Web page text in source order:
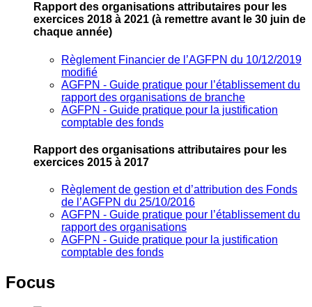
Rapport des organisations attributaires pour les
exercices 2018 à 2021 (à remettre avant le 30 juin de
chaque année)
Règlement Financier de l’AGFPN du 10/12/2019
modifié
AGFPN ‐ Guide pratique pour l’établissement du
rapport des organisations de branche
AGFPN ‐ Guide pratique pour la justification
comptable des fonds
Rapport des organisations attributaires pour les
exercices 2015 à 2017
Règlement de gestion et d’attribution des Fonds
de l’AGFPN du 25/10/2016
AGFPN ‐ Guide pratique pour l’établissement du
rapport des organisations
AGFPN ‐ Guide pratique pour la justification
comptable des fonds
Focus